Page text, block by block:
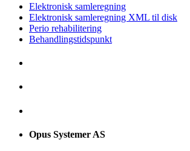
Elektronisk samleregning
Elektronisk samleregning XML til disk
Perio rehabilitering
Behandlingstidspunkt
Opus Systemer AS